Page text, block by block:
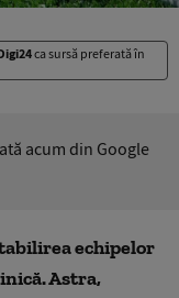
ca sursă preferată în
acum din Google
echipelor
Astra,